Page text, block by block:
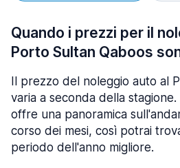
Quando i prezzi per il
Porto Sultan Qaboos
Il prezzo del noleggio auto al
varia a seconda della
offre una panoramica
corso dei mesi, così potrai
periodo dell'anno migliore.